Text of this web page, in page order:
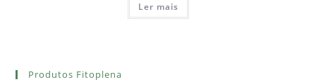
Ler mais
Produtos Fitoplena